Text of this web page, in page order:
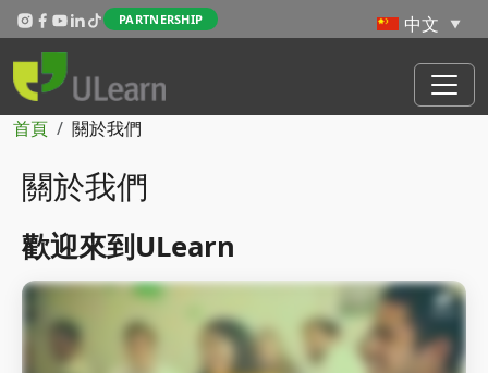
Skip to main content
PARTNERSHIP
導航連結
首頁 關於我們
關於我們
歡迎來到ULearn